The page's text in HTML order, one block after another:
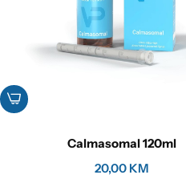
Calmasomal 120ml
20,00 KM